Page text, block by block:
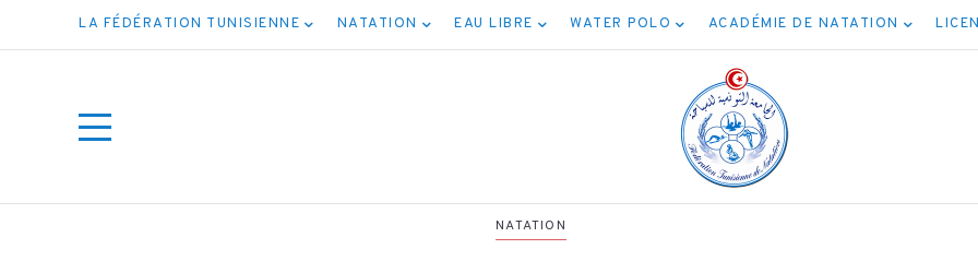
LA FÉDÉRATION TUNISIENNE NATATION EAU LIBRE WATER POLO ACADÉMIE DE NATATION
NATATION